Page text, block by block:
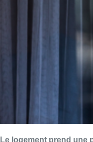
Le logement prend une